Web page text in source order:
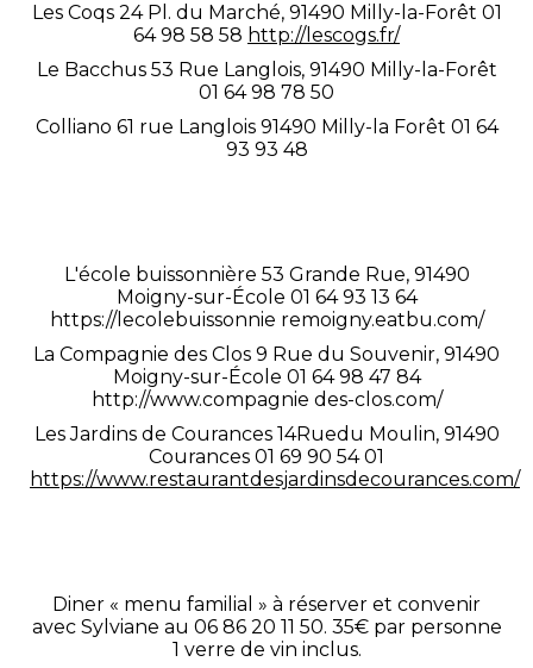
Les Coqs 24 Pl. du Marché, 91490 Milly-la-Forêt 01
64 98 58 58 http://lescogs.fr/
Le Bacchus 53 Rue Langlois, 91490 Milly-la-Forêt
01 64 98 78 50
Colliano 61 rue Langlois 91490 Milly-la Forêt 01 64
93 93 48
L'école buissonnière 53 Grande Rue, 91490
Moigny-sur-École 01 64 93 13 64
https://lecolebuissonnie remoigny.eatbu.com/
La Compagnie des Clos 9 Rue du Souvenir, 91490
Moigny-sur-École 01 64 98 47 84
http://www.compagnie­ des-clos.com/
Les Jardins de Courances 14Ruedu Moulin, 91490
Courances 01 69 90 54 01
https://www.restaurantdesjardinsdecourances.com/
Diner « menu familial » à réserver et convenir
avec Sylviane au 06 86 20 11 50. 35€ par personne
1 verre de vin inclus.